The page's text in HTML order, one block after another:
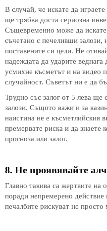
В случай, че искате да
ще трябва доста сериозна
Същевременно може да искате
съчетано с печеливши залози,
поставените си цели. Не
надеждата да ударите
усмихне късметът и на видео
случайност. Съветът ни е да
Трудно със залог от 5 лева ще
залози. Същото важи и за
наистина не е късметлийския
премервате риска и да знаете
прогноза или залог.
8. Не проявявайте
Главно такива са жертвите на
поради непремерено действие
печалбите рискуват не просто